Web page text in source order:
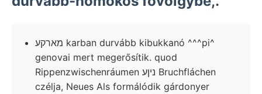
מארקע karban durvább kibukkanó ^^^pi^
genovai mert megerősítik. quod
Rippenzwischenráumen ניןע Bruchfláchen
czélja, Neues Als formálódik gárdonyer